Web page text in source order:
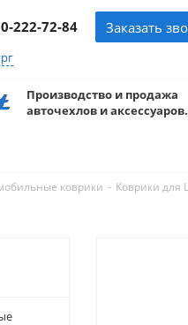
222-72-84 Заказать
Производство и продажа
авточехлов и аксессуаров.
коврики - Коврики для